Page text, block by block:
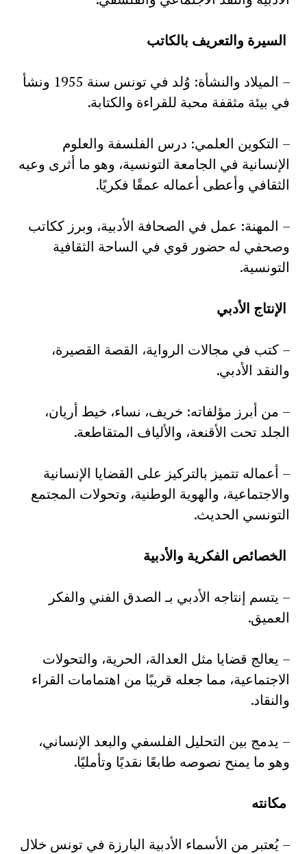
السيرة والتعريف بالكاتب
– الميلاد والنشأة: وُلد في تونس سنة 1955 ونشأ
في بيئة مثقفة محبة للقراءة والكتابة.
– التكوين العلمي: درس الفلسفة والعلوم
الإنسانية في الجامعة التونسية، وهو ما أثرى وعيه
الثقافي وأعطى أعماله عمقًا فكريًا.
– المهنة: عمل في الصحافة الأدبية، وبرز ككاتب
وصحفي له حضور قوي في الساحة الثقافية
التونسية.
الإنتاج الأدبي
– كتب في مجالات الرواية، القصة القصيرة،
والنقد الأدبي.
– من أبرز مؤلفاته: خريف، نساء، خيط أريان،
الجلد تحت الأقنعة، والألياف المتقاطعة.
– أعماله تتميز بالتركيز على القضايا الإنسانية
والاجتماعية، والهوية الوطنية، وتحولات المجتمع
التونسي الحديث.
الخصائص الفكرية والأدبية
– يتسم إنتاجه الأدبي بـ الصدق الفني والفكر
العميق.
– يعالج قضايا مثل العدالة، الحرية، والتحولات
الاجتماعية، مما جعله قريبًا من اهتمامات القراء
والنقاد.
– يدمج بين التحليل الفلسفي والبعد الإنساني،
وهو ما يمنح نصوصه طابعًا نقديًا وتأمليًا.
مكانته
– يُعتبر من الأسماء الأدبية البارزة في تونس خلال